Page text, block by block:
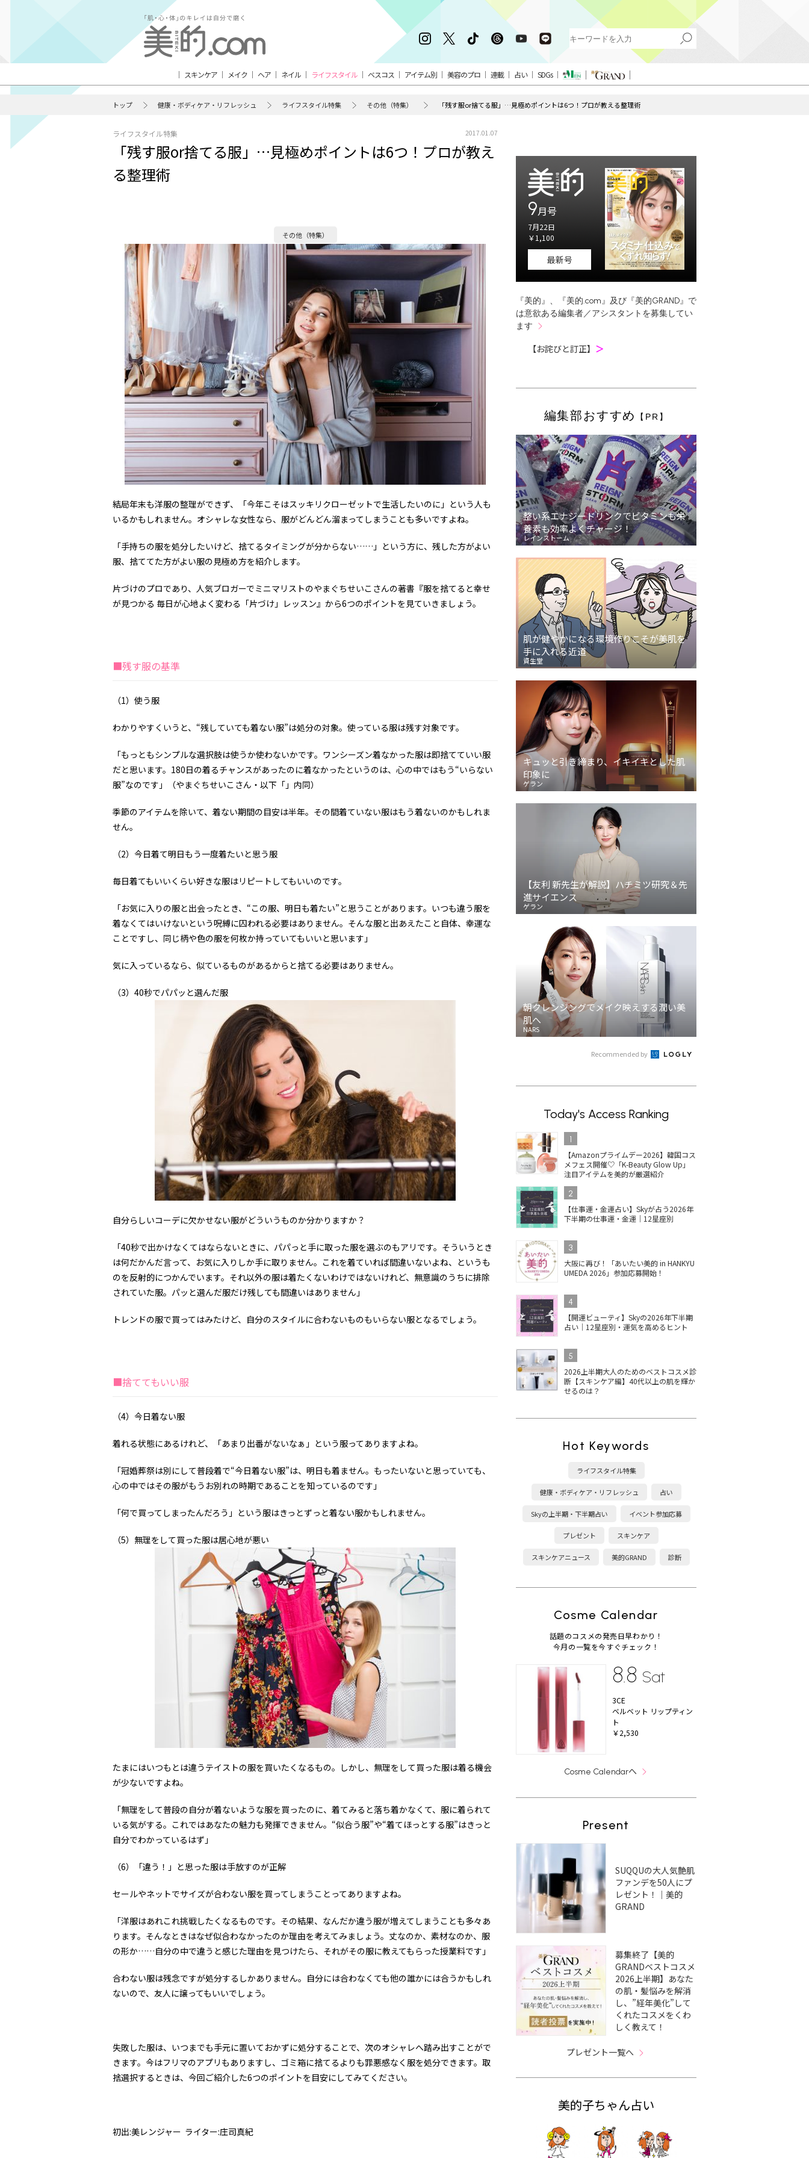
スキンケア メイク ヘア ネイル ライフスタイル ベスコス アイテム別 美容のプロ 連載 占い SDGs
トップ 健康・ボディケア・リフレッシュ ライフスタイル特集 その他（特集） 「残す服or捨てる服」…見極めポイントは6つ！プロが教える整理術
ライフスタイル特集 2017.01.07
「残す服or捨てる服」…見極めポイントは6つ！プロが教え
る整理術
その他（特集）
結局年末も洋服の整理ができず、「今年こそはスッキリクローゼットで生活したいのに」という人も
いるかもしれません。オシャレな女性なら、服がどんどん溜まってしまうことも多いですよね。
「手持ちの服を処分したいけど、捨てるタイミングが分からない……」という方に、残した方がよい
服、捨ててた方がよい服の見極め方を紹介します。
片づけのプロであり、人気ブロガーでミニマリストのやまぐちせいこさんの著書『服を捨てると幸せ
が見つかる 毎日が心地よく変わる「片づけ」レッスン』から6つのポイントを見ていきましょう。
■残す服の基準
（1）使う服
わかりやすくいうと、“残していても着ない服”は処分の対象。使っている服は残す対象です。
「もっともシンプルな選択肢は使うか使わないかです。ワンシーズン着なかった服は即捨てていい服
だと思います。180日の着るチャンスがあったのに着なかったというのは、心の中ではもう“いらない
服”なのです」（やまぐちせいこさん・以下「」内同）
季節のアイテムを除いて、着ない期間の目安は半年。その間着ていない服はもう着ないのかもしれま
せん。
（2）今日着て明日もう一度着たいと思う服
毎日着てもいいくらい好きな服はリピートしてもいいのです。
「お気に入りの服と出会ったとき、“この服、明日も着たい”と思うことがあります。いつも違う服を
着なくてはいけないという呪縛に囚われる必要はありません。そんな服と出あえたこと自体、幸運な
ことですし、同じ柄や色の服を何枚か持っていてもいいと思います」
気に入っているなら、似ているものがあるからと捨てる必要はありません。
（3）40秒でパパッと選んだ服
自分らしいコーデに欠かせない服がどういうものか分かりますか？
「40秒で出かけなくてはならないときに、パパっと手に取った服を選ぶのもアリです。そういうとき
は何だかんだ言って、お気に入りしか手に取りません。これを着ていれば間違いないよね、というも
のを反射的につかんでいます。それ以外の服は着たくないわけではないけれど、無意識のうちに排除
されていた服。パッと選んだ服だけ残しても間違いはありません」
トレンドの服で買ってはみたけど、自分のスタイルに合わないものもいらない服となるでしょう。
■捨ててもいい服
（4）今日着ない服
着れる状態にあるけれど、「あまり出番がないなぁ」という服ってありますよね。
「冠婚葬祭は別にして普段着で“今日着ない服”は、明日も着ません。もったいないと思っていても、
心の中ではその服がもうお別れの時期であることを知っているのです」
「何で買ってしまったんだろう」という服はきっとずっと着ない服かもしれません。
（5）無理をして買った服は居心地が悪い
たまにはいつもとは違うテイストの服を買いたくなるもの。しかし、無理をして買った服は着る機会
が少ないですよね。
「無理をして普段の自分が着ないような服を買ったのに、着てみると落ち着かなくて、服に着られて
いる気がする。これではあなたの魅力も発揮できません。“似合う服”や“着てほっとする服”はきっと
自分でわかっているはず」
（6）「違う！」と思った服は手放すのが正解
セールやネットでサイズが合わない服を買ってしまうことってありますよね。
「洋服はあれこれ挑戦したくなるものです。その結果、なんだか違う服が増えてしまうことも多々あ
ります。そんなときはなぜ似合わなかったのか理由を考えてみましょう。丈なのか、素材なのか、服
の形か……自分の中で違うと感じた理由を見つけたら、それがその服に教えてもらった授業料です」
合わない服は残念ですが処分するしかありません。自分には合わなくても他の誰かには合うかもしれ
ないので、友人に譲ってもいいでしょう。
失敗した服は、いつまでも手元に置いておかずに処分することで、次のオシャレへ踏み出すことがで
きます。今はフリマのアプリもありますし、ゴミ箱に捨てるよりも罪悪感なく服を処分できます。取
捨選択するときは、今回ご紹介した6つのポイントを目安にしてみてください。
初出:美レンジャー ライター:庄司真紀
9月号
7月22日
￥1,100
最新号
『美的』、『美的.com』及び『美的GRAND』で
は意欲ある編集者／アシスタントを募集してい
ます
【お詫びと訂正】 ＞
編集部おすすめ 【PR】
整い系エナジードリンクでビタミンも栄
養素も効率よくチャージ！
レインストーム
肌が健やかになる環境作りこそが美肌を
手に入れる近道
資生堂
キュッと引き締まり、イキイキとした肌
印象に
ゲラン
【友利 新先生が解説】ハチミツ研究＆先
進サイエンス
ゲラン
朝クレンジングでメイク映えする潤い美
肌へ
NARS
Recommended by
Today's Access Ranking
1
【Amazonプライムデー2026】韓国コス
メフェス開催♡「K-Beauty Glow Up」
注目アイテムを美的が厳選紹介
2
【仕事運・金運占い】Skyが占う2026年
下半期の仕事運・金運｜12星座別
3
大阪に再び！「あいたい美的 in HANKYU
UMEDA 2026」参加応募開始！
4
【開運ビューティ】Skyの2026年下半期
占い｜12星座別・運気を高めるヒント
5
2026上半期大人のためのベストコスメ診
断【スキンケア編】40代以上の肌を輝か
せるのは？
Hot Keywords
ライフスタイル特集
健康・ボディケア・リフレッシュ 占い
Skyの上半期・下半期占い イベント参加応募
プレゼント スキンケア
スキンケアニュース 美的GRAND 診断
Cosme Calendar
話題のコスメの発売日早わかり！
今月の一覧を今すぐチェック！
8.8 Sat
3CE
ベルベット リップティン
ト
￥2,530
Cosme Calendarへ
Present
SUQQUの大人気艶肌
ファンデを50人にプ
レゼント！｜美的
GRAND
募集終了【美的
GRANDベストコスメ
2026上半期】あなた
の肌・髪悩みを解消
し、”経年美化”して
くれたコスメをくわ
しく教えて！
プレゼント一覧へ
美的子ちゃん占い